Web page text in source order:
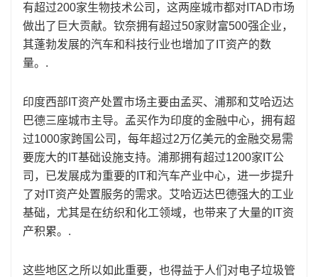
有超过200家生物技术公司，这两座城市都对ITAD市场
做出了巨大贡献。钦奈拥有超过50家财富500强企业，
其蓬勃发展的汽车和科技行业也增加了IT资产的数
量。.
印度西部IT资产处置市场主要由孟买、浦那和艾哈迈达
巴德三座城市主导。孟买作为印度的金融中心，拥有超
过1000家跨国公司，每年超过2万亿美元的金融交易需
要庞大的IT基础设施支持。浦那拥有超过1200家IT公
司，已发展成为重要的IT和汽车产业中心，进一步提升
了对IT资产处置服务的需求。艾哈迈达巴德强大的工业
基础，尤其是在纺织和化工领域，也带来了大量的IT资
产积累。.
这些地区之所以如此重要，也得益于人们对电子垃圾管